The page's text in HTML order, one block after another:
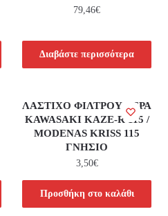
79,46€
Διαβάστε περισσότερα
ΛΑΣΤΙΧΟ ΦΙΛΤΡΟΥ ΑΕΡΑ
KAWASAKI KAZE-R 115 /
MODENAS KRISS 115
ΓΝΗΣΙΟ
3,50€
Προσθήκη στο καλάθι